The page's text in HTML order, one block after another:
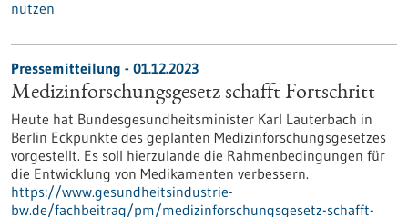
nutzen
Pressemitteilung - 01.12.2023
Medizinforschungsgesetz schafft Fortschritt
Heute hat Bundesgesundheitsminister Karl Lauterbach in
Berlin Eckpunkte des geplanten Medizinforschungsgesetzes
vorgestellt. Es soll hierzulande die Rahmenbedingungen für
die Entwicklung von Medikamenten verbessern.
https://www.gesundheitsindustrie-
bw.de/fachbeitrag/pm/medizinforschungsgesetz-schafft-